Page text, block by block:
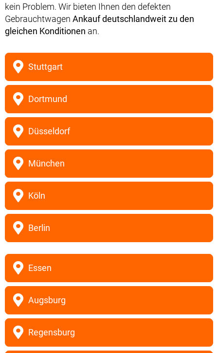
kein Problem. Wir bieten Ihnen den defekten
Gebrauchtwagen Ankauf deutschlandweit zu den
gleichen Konditionen an.
Stuttgart
Dortmund
Düsseldorf
München
Köln
Berlin
Essen
Augsburg
Regensburg